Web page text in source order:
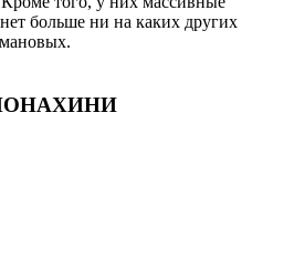
больше ни на каких других